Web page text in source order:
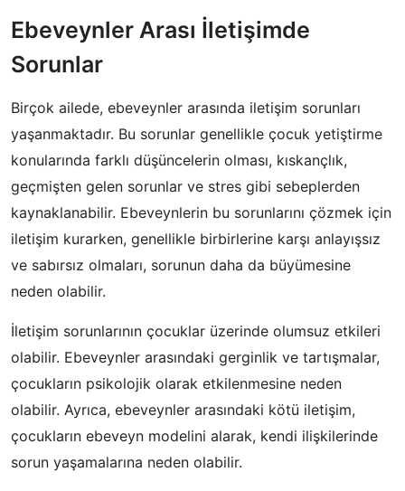
Ebeveynler Arası İletişimde
Sorunlar
Birçok ailede, ebeveynler arasında iletişim sorunları
yaşanmaktadır. Bu sorunlar genellikle çocuk yetiştirme
konularında farklı düşüncelerin olması, kıskançlık,
geçmişten gelen sorunlar ve stres gibi sebeplerden
kaynaklanabilir. Ebeveynlerin bu sorunlarını çözmek için
iletişim kurarken, genellikle birbirlerine karşı anlayışsız
ve sabırsız olmaları, sorunun daha da büyümesine
neden olabilir.
İletişim sorunlarının çocuklar üzerinde olumsuz etkileri
olabilir. Ebeveynler arasındaki gerginlik ve tartışmalar,
çocukların psikolojik olarak etkilenmesine neden
olabilir. Ayrıca, ebeveynler arasındaki kötü iletişim,
çocukların ebeveyn modelini alarak, kendi ilişkilerinde
sorun yaşamalarına neden olabilir.